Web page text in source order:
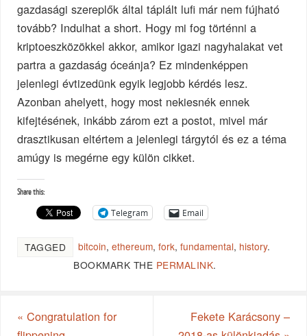
gazdasági szereplők által táplált lufi már nem fújható
tovább? Indulhat a short. Hogy mi fog történni a
kriptoeszközökkel akkor, amikor igazi nagyhalakat vet
partra a gazdaság óceánja? Ez mindenképpen
jelenlegi évtizedünk egyik legjobb kérdés lesz.
Azonban ahelyett, hogy most nekiesnék ennek
kifejtésének, inkább zárom ezt a postot, mivel már
drasztikusan eltértem a jelenlegi tárgytól és ez a téma
amúgy is megérne egy külön cikket.
Share this:
Telegram Email
TAGGED bitcoin,ethereum,fork,fundamental, history.
BOOKMARK THE PERMALINK.
« Congratulation for
Fekete Karácsony –